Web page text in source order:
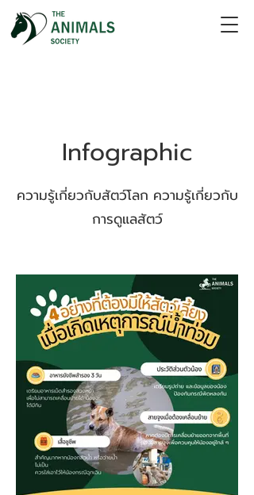
Infographic
ความรู้เกี่ยวกับสัตว์โลก ความรู้เกี่ยวกับ
การดูแลสัตว์